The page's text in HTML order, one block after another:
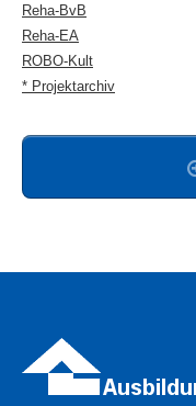
Reha-BvB
Reha-EA
ROBO-Kult
* Projektarchiv